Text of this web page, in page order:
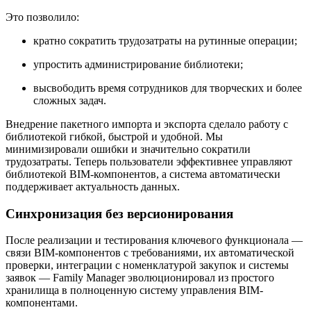
Это позволило:
кратно сократить трудозатраты на рутинные операции;
упростить администрирование библиотеки;
высвободить время сотрудников для творческих и более
сложных задач.
Внедрение пакетного импорта и экспорта сделало работу с
библиотекой гибкой, быстрой и удобной. Мы
минимизировали ошибки и значительно сократили
трудозатраты. Теперь пользователи эффективнее управляют
библиотекой BIM-компонентов, а система автоматически
поддерживает актуальность данных.
Синхронизация без версионирования
После реализации и тестирования ключевого функционала —
связи BIM-компонентов с требованиями, их автоматической
проверки, интеграции с номенклатурой закупок и системы
заявок — Family Manager эволюционировал из простого
хранилища в полноценную систему управления BIM-
компонентами.